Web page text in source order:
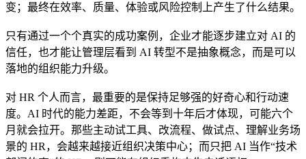
变；最终在效率、质量、体验或风险控制上产生了什么结果。
只有通过一个个真实的成功案例，企业才能逐步建立对 AI 的
信任，也才能让管理层看到 AI 转型不是抽象概念，而是可以
落地的组织能力升级。
对 HR 个人而言，最重要的是保持足够强的好奇心和行动速
度。AI 时代的能力差距，不会等到十年后才体现，可能六个
月就会拉开。那些主动试工具、改流程、做试点、理解业务场
景的 HR，会越来越接近组织决策中心；而只把 AI 当作“技术